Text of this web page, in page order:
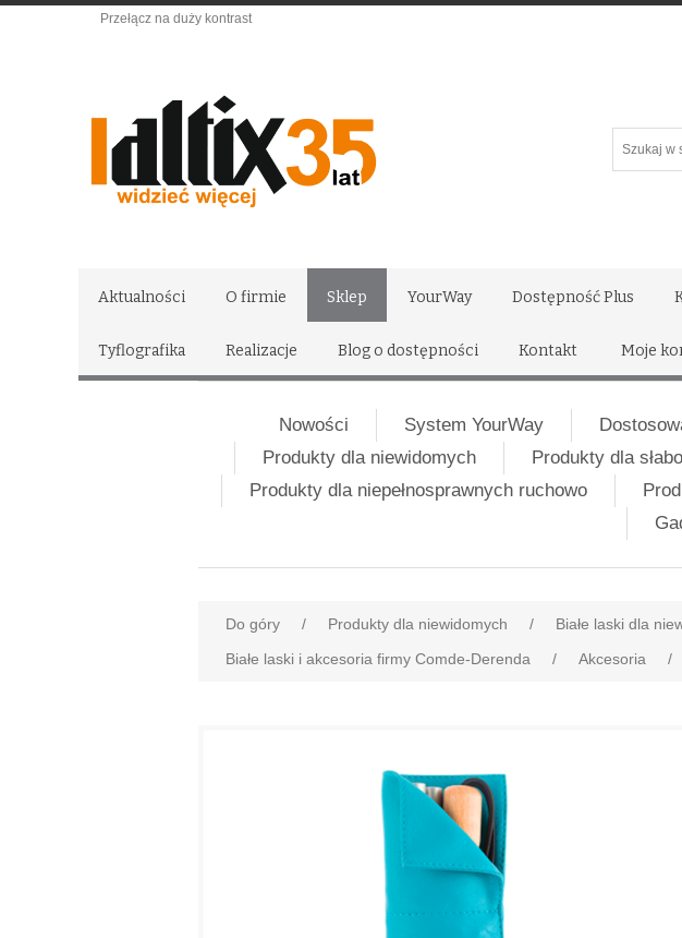
Przełącz na duży kontrast
Aktualności O firmie Sklep YourWay Dostępność Plus
Tyflografika Realizacje Blog o dostępności Kontakt Moje
Nowości System YourWay
Produkty dla niewidomych
Produkty dla
Produkty dla niepełnosprawnych ruchowo
Do góry / Produkty dla niewidomych / Białe laski dla
Białe laski i akcesoria firmy Comde-Derenda
/ Akcesoria /